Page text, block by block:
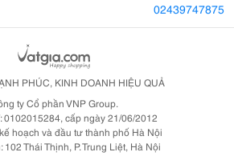
02439747875
PHÚC, KINH DOANH HIỆU QUẢ
ty Cổ phần VNP Group.
0102015284, cấp ngày 21/06/2012
hoạch và đầu tư thành phố Hà Nội
102 Thái Thịnh, P. Trung Liệt, Hà Nội